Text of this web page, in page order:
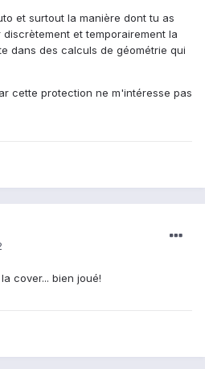
et surtout la manière dont tu as
et temporairement la
dans des calculs de géométrie qui
cette protection ne m'intéresse pas
cover... bien joué!